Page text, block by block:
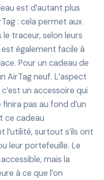
est d’autant plus
: cela permet aux
traceur, selon leurs
également facile à
Pour un cadeau de
AirTag neuf. L’aspect
un accessoire qui
pas au fond d’un
ce cadeau
surtout s’ils ont
leur portefeuille. Le
mais la
à ce que l’on